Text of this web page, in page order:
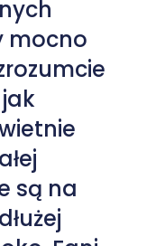
mocno
są na